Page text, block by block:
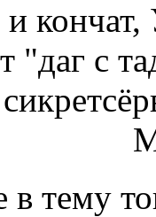
"даг с
в тему